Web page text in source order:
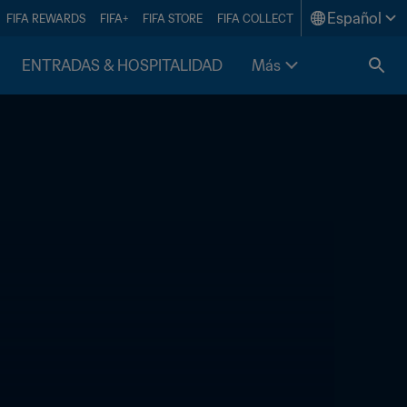
FIFA REWARDS FIFA+ FIFA STORE FIFA COLLECT Español
ENTRADAS & HOSPITALIDAD Más